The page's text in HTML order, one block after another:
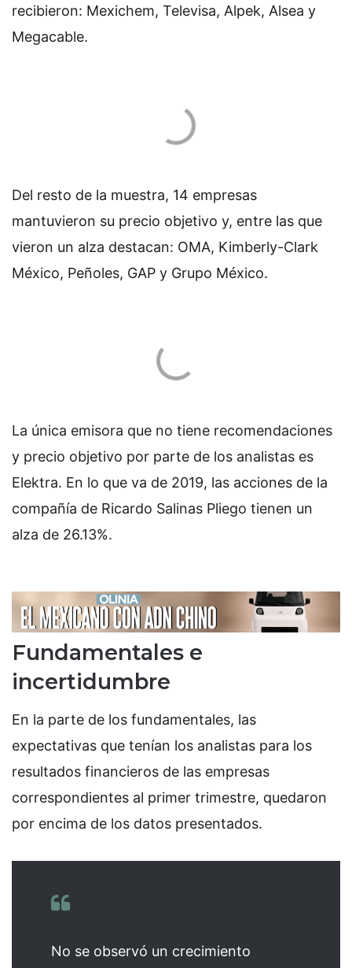
recibieron: Mexichem, Televisa, Alpek, Alsea y
Megacable.
Del resto de la muestra, 14 empresas
mantuvieron su precio objetivo y, entre las que
vieron un alza destacan: OMA, Kimberly-Clark
México, Peñoles, GAP y Grupo México.
La única emisora que no tiene recomendaciones
y precio objetivo por parte de los analistas es
Elektra. En lo que va de 2019, las acciones de la
compañía de Ricardo Salinas Pliego tienen un
alza de 26.13%.
Fundamentales e
incertidumbre
En la parte de los fundamentales, las
expectativas que tenían los analistas para los
resultados financieros de las empresas
correspondientes al primer trimestre, quedaron
por encima de los datos presentados.
No se observó un crecimiento